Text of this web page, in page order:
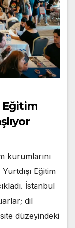
Eğitim
kurumlarını
Eğitim
İstanbul
dil
düzeyindeki